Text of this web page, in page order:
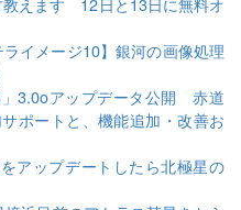
イメージ10】銀河の画像処理
」3.0oアップデータ公開 赤道
ポートと、機能追加・改善お
アップデートしたら北極星の